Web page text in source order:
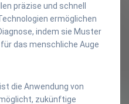
präzise und schnell
ermöglichen
indem sie Muster
das menschliche Auge
die Anwendung von
zukünftige